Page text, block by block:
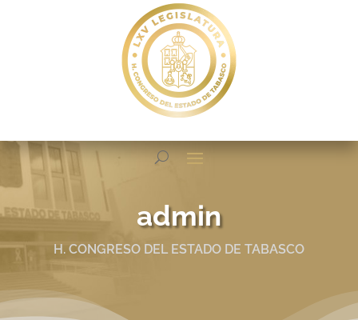
admin
H. CONGRESO DEL ESTADO DE TABASCO